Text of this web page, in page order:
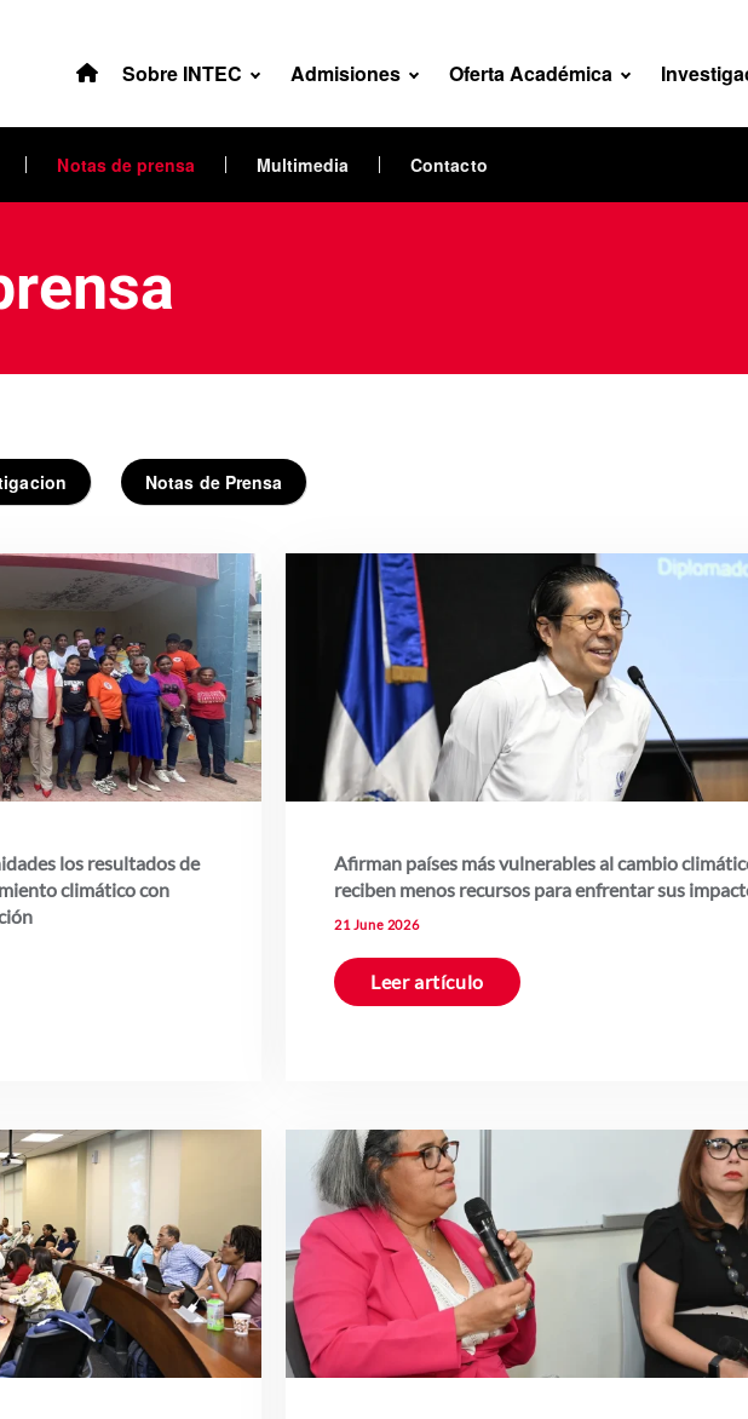
Sobre INTEC Admisiones Oferta Académica
Notas de prensa Multimedia Contacto
Notas de Prensa
los resultados de
climático con
Afirman países más vulnerables al cambio
reciben menos recursos para enfrentar sus
21 June 2026
Leer artículo